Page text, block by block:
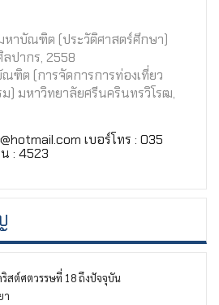
หาบัณฑิต (ประวัติศาสตร์ศึกษา)
ปากร, 2558
ฑิต (การจัดการการท่องเที่ยว
ม) มหาวิทยาลัยศรีนครินทรวิโรฒ,
เบอร์โทร : 035
: 4523
สต์ศตวรรษที่ 18 ถึงปัจจุบัน
า